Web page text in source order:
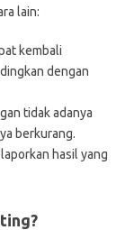
lain:
kembali
dengan
tidak adanya
berkurang.
hasil yang